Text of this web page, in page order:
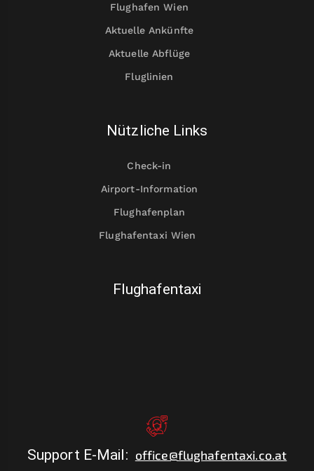
Flughafen Wien
Aktuelle Ankünfte
Aktuelle Abflüge
Fluglinien
Nützliche Links
Check-in
Airport-Information
Flughafenplan
Flughafentaxi Wien
Flughafentaxi
Support E-Mail: office@flughafentaxi.co.at